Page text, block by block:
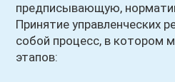
предписывающую,
Принятие управленческих
собой процесс, в котором
этапов: